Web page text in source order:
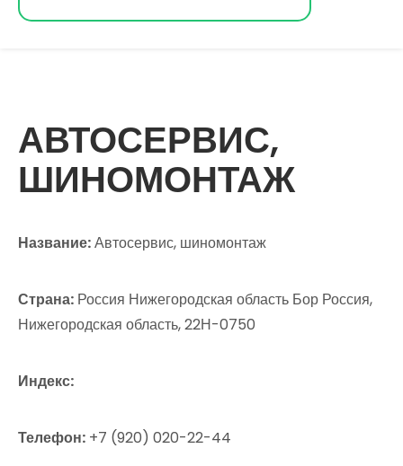
АВТОСЕРВИС,
ШИНОМОНТАЖ
Название:Автосервис, шиномонтаж
Страна: Россия Нижегородская область Бор Россия,
Нижегородская область, 22Н-0750
Индекс:
Телефон: +7 (920) 020-22-44